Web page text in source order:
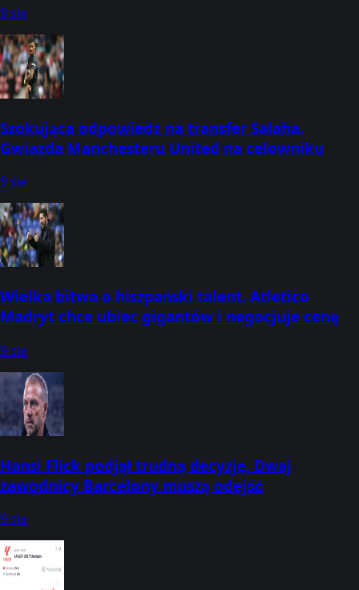
9 sie
Szokująca odpowiedź na transfer Salaha.
Gwiazda Manchesteru United na celowniku
9 sie
Wielka bitwa o hiszpański talent. Atletico
Madryt chce ubiec gigantów i negocjuje cenę
9 sie
Hansi Flick podjął trudną decyzję. Dwaj
zawodnicy Barcelony muszą odejść
9 sie